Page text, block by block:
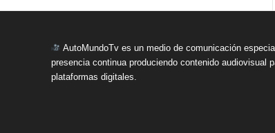
AutoMundoTv es un medio de comunicación
presencia continua produciendo contenido audiovisual
plataformas digitales.